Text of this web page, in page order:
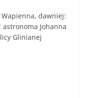
dawniej:
astronoma Johanna
Glinianej